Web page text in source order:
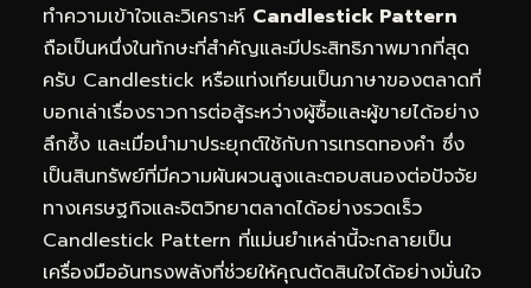
ทำความเข้าใจและวิเคราะห์ Candlestick Pattern
ถือเป็นหนึ่งในทักษะที่สำคัญและมีประสิทธิภาพมากที่สุด
ครับ Candlestick หรือแท่งเทียนเป็นภาษาของตลาดที่
บอกเล่าเรื่องราวการต่อสู้ระหว่างผู้ซื้อและผู้ขายได้อย่าง
ลึกซึ้ง และเมื่อนำมาประยุกต์ใช้กับการเทรดทองคำ ซึ่ง
เป็นสินทรัพย์ที่มีความผันผวนสูงและตอบสนองต่อปัจจัย
ทางเศรษฐกิจและจิตวิทยาตลาดได้อย่างรวดเร็ว
Candlestick Pattern ที่แม่นยำเหล่านี้จะกลายเป็น
เครื่องมืออันทรงพลังที่ช่วยให้คุณตัดสินใจได้อย่างมั่นใจ